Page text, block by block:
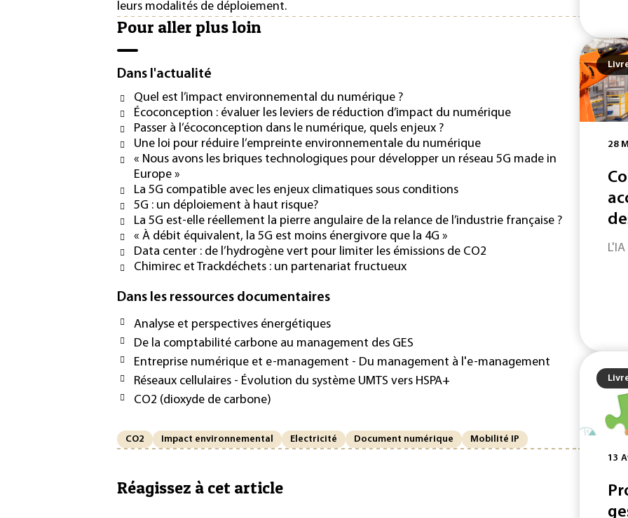
leurs modalités de déploiement.
Pour aller plus loin
Dans l'actualité
Quel est l’impact environnemental du numérique ?
Écoconception : évaluer les leviers de réduction d’impact du numérique
Passer à l’écoconception dans le numérique, quels enjeux ?
Une loi pour réduire l’empreinte environnementale du numérique
« Nous avons les briques technologiques pour développer un réseau 5G made in
Europe »
La 5G compatible avec les enjeux climatiques sous conditions
5G : un déploiement à haut risque?
La 5G est-elle réellement la pierre angulaire de la relance de l’industrie française ?
« À débit équivalent, la 5G est moins énergivore que la 4G »
Data center : de l’hydrogène vert pour limiter les émissions de CO2
Chimirec et Trackdéchets : un partenariat fructueux
Dans les ressources documentaires
Analyse et perspectives énergétiques
De la comptabilité carbone au management des GES
Entreprise numérique et e-management - Du management à l'e-management
Réseaux cellulaires - Évolution du système UMTS vers HSPA+
CO2 (dioxyde de carbone)
CO2 Impact environnemental Electricité Document numérique Mobilité IP
Réagissez à cet article
28
13